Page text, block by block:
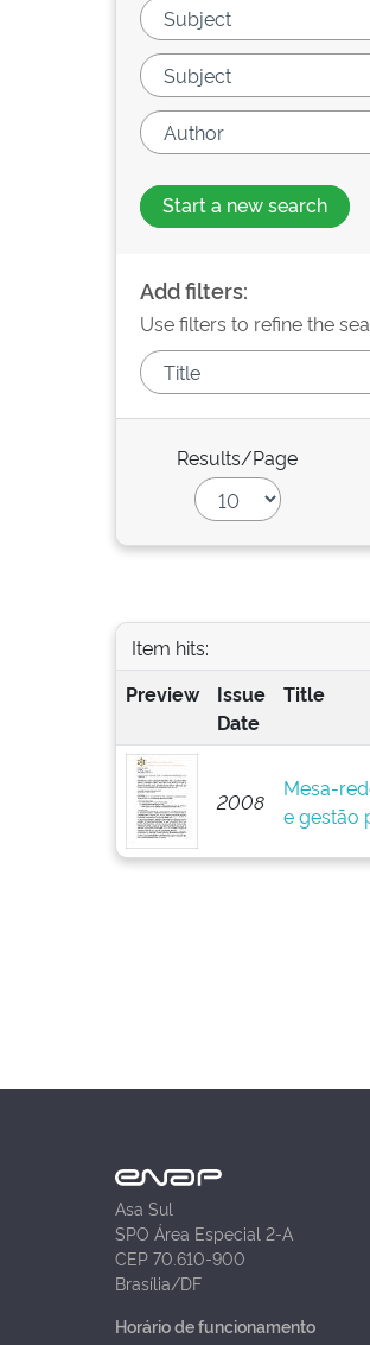
Start a new search
Add filters:
Use filters to refine the
Results/Page
Item hits:
Preview
Issue
Date
Title
2008
Mesa-
e gestão
Asa Sul
SPO Área Especial 2-A
CEP 70.610-900
Brasília/DF
Horário de funcionamento